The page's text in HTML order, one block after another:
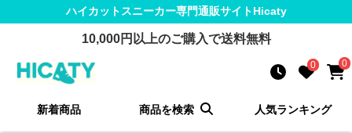
ハイカットスニーカー専門通販サイトHicaty
10,000円以上のご購入で送料無料
0 0
新着商品 商品を検索 人気ランキング